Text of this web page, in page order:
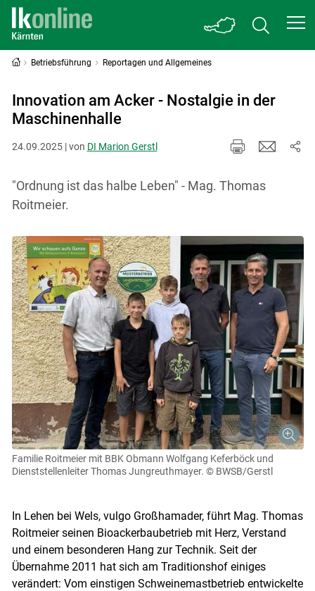
Betriebsführung Reportagen und Allgemeines
Innovation am Acker - Nostalgie in der
Maschinenhalle
24.09.2025 | von DI Marion Gerstl
"Ordnung ist das halbe Leben" - Mag. Thomas
Roitmeier.
Familie Roitmeier mit BBK Obmann Wolfgang Keferböck und
Dienststellenleiter Thomas Jungreuthmayer. © BWSB/Gerstl
In Lehen bei Wels, vulgo Großhamader, führt Mag. Thomas
Roitmeier seinen Bioackerbaubetrieb mit Herz, Verstand
und einem besonderen Hang zur Technik. Seit der
Übernahme 2011 hat sich am Traditionshof einiges
verändert: Vom einstigen Schweinemastbetrieb entwickelte